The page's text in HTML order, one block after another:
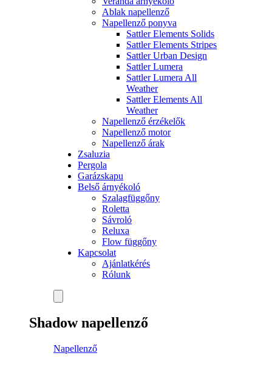
Ablak napellenző
Napellenző ponyva
Sattler Elements Solids
Sattler Elements Stripes
Sattler Urban Design
Sattler Lumera
Sattler Lumera All
Weather
Sattler Elements All
Weather
Napellenző érzékelők
Napellenző motor
Napellenző árak
Zsaluzia
Pergola
Garázskapu
Belső árnyékoló
Szalagfüggőny
Roletta
Sávroló
Reluxa
Flow függőny
Kapcsolat
Ajánlatkérés
Rólunk
Shadow napellenző
Napellenző